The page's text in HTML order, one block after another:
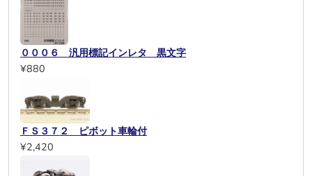
０００６ 汎用標記インレタ 黒文字
¥880
ＦＳ３７２ ピボット車輪付
¥2,420